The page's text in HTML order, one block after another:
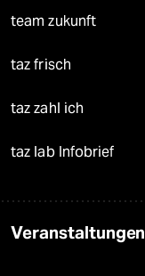
team zukunft
taz frisch
taz zahl ich
taz lab Infobrief
Veranstaltungen